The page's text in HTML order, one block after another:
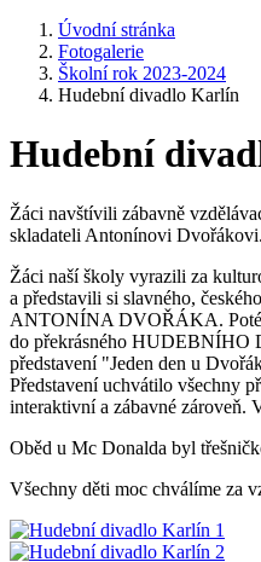
Úvodní stránka
Fotogalerie
Školní rok 2023-2024
Hudební divadlo Karlín
Hudební
Žáci navštívili zábavně
skladateli Antonínovi Dvořákovi.
Žáci naší školy vyrazili za
a představili si slavného,
ANTONÍNA DVOŘÁKA. Poté
do překrásného
představení "Jeden den u
Představení uchvátilo všechny
interaktivní a zábavné zároveň.
Oběd u Mc Donalda byl
Všechny děti moc chválíme za